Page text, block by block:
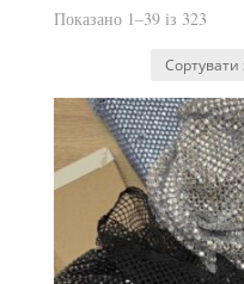
Показано 1–39 із 323